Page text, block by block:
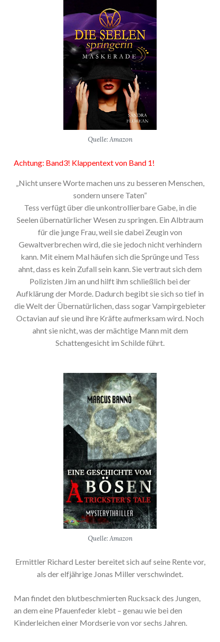
Quelle: Amazon
Achtung: Band3! Klappentext von Band 1!
„Nicht unsere Worte machen uns zu besseren Menschen,
sondern unsere Taten”
Tess verfügt über die unkontrollierbare Gabe, in die
Seelen übernatürlicher Wesen zu springen. Ein Albtraum
für die junge Frau, weil sie dabei Zeugin von
Gewaltverbrechen wird, die sie jedoch nicht verhindern
kann. Mit einem Mal häufen sich die Sprünge und Tess
ahnt, dass es kein Zufall sein kann. Sie vertraut sich dem
Polizisten Jim an und hilft ihm schließlich bei der
Aufklärung der Morde. Dadurch begibt sie sich so tief in
die Welt der Übernatürlichen, dass sogar Vampirgebieter
Octavian auf sie und ihre Kräfte aufmerksam wird. Noch
ahnt sie nicht, was der mächtige Mann mit dem
Schattengesicht im Schilde führt.
Quelle: Amazon
Ermittler Richard Lester bereitet sich auf seine Rente vor,
als der elfjährige Jonas Miller verschwindet.
Man findet den blutbeschmierten Rucksack des Jungen,
an dem eine Pfauenfeder klebt – genau wie bei den
Kinderleichen einer Mordserie von vor sechs Jahren.